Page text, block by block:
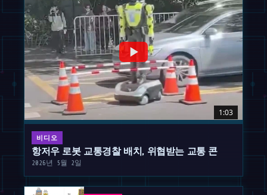
1:03
비디오
항저우 로봇 교통경찰 배치, 위협받는 교통 콘
2026년 5월 2일